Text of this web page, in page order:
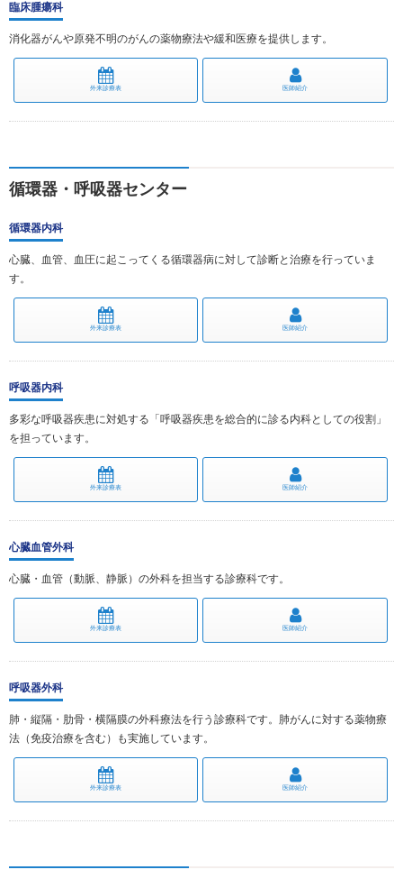
臨床腫瘍科
消化器がんや原発不明のがんの薬物療法や緩和医療を提供します。
外来診療表 医師紹介
循環器・呼吸器センター
循環器内科
心臓、血管、血圧に起こってくる循環器病に対して診断と治療を行っていま
す。
外来診療表 医師紹介
呼吸器内科
多彩な呼吸器疾患に対処する「呼吸器疾患を総合的に診る内科としての役割」
を担っています。
外来診療表 医師紹介
心臓血管外科
心臓・血管（動脈、静脈）の外科を担当する診療科です。
外来診療表 医師紹介
呼吸器外科
肺・縦隔・肋骨・横隔膜の外科療法を行う診療科です。肺がんに対する薬物療
法（免疫治療を含む）も実施しています。
外来診療表 医師紹介